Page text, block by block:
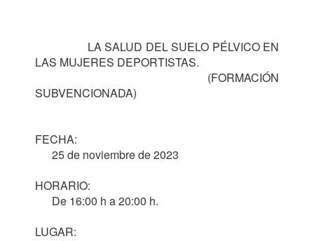
LAS MUJERES DEPORTISTAS.
SUBVENCIONADA)
FECHA:
HORARIO:
LUGAR: